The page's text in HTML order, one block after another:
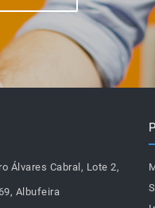
Álvares Cabral, Lote 2,
Albufeira